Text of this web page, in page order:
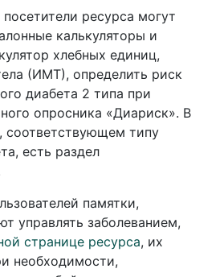
ресурса могут
калькуляторы и
хлебных единиц,
(ИМТ), определить риск
диабета 2 типа при
опросника «Диариск». В
соответствующем типу
есть раздел
памятки,
управлять заболеванием,
странице ресурса, их
необходимости,